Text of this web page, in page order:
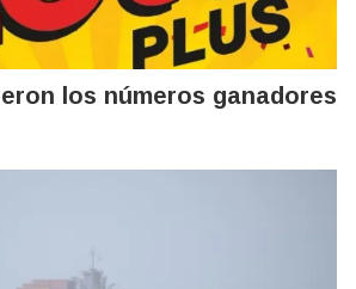
los números ganadores